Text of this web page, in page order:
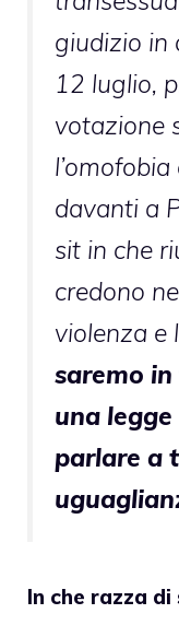
giudizio in
12 luglio,
votazione
davanti a
sit in che
credono
violenza e
saremo
una
parlare a
In che razza